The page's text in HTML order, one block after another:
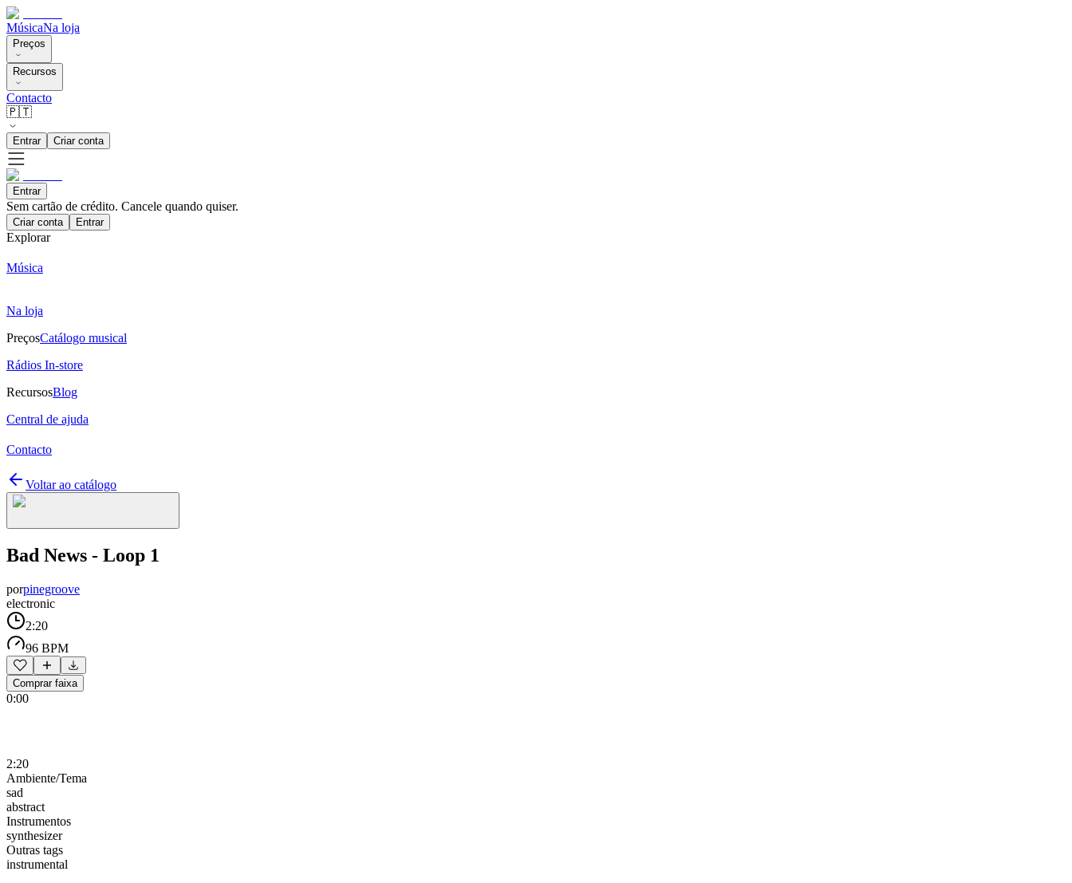
MúsicaNa loja
Preços
Recursos
Contacto
🇵🇹
Entrar Criar conta
Entrar
Sem cartão de crédito. Cancele quando quiser.
Criar conta Entrar
Explorar
Música
Na loja
PreçosCatálogo musical
Rádios In-store
RecursosBlog
Central de ajuda
Contacto
Voltar ao catálogo
Bad News - Loop 1
porpinegroove
electronic
2:20
96 BPM
Comprar faixa
0:00
2:20
Ambiente/Tema
sad
abstract
Instrumentos
synthesizer
Outras tags
instrumental